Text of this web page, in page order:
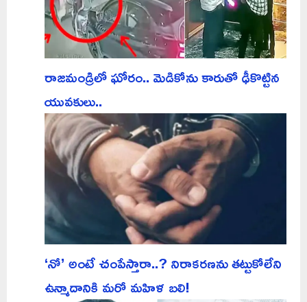
రాజమండ్రిలో ఘోరం.. మెడికోను కారుతో ఢీకొట్టిన
యువకులు..
‘నో’ అంటే చంపేస్తారా..? నిరాకరణను తట్టుకోలేని
ఉన్మాదానికి మరో మహిళ బలి!